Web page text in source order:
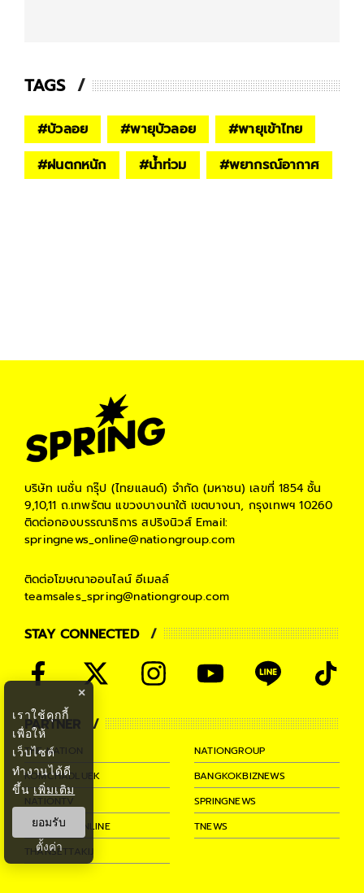
TAGS
#บัวลอย #พายุบัวลอย #พายุเข้าไทย
#ฝนตกหนัก #น้ำท่วม #พยากรณ์อากาศ
บริษัท เนชั่น กรุ๊ป (ไทยแลนด์) จำกัด (มหาชน) เลขที่ 1854 ชั้น
9,10,11 ถ.เทพรัตน แขวงบางนาใต้ เขตบางนา, กรุงเทพฯ 10260
ติดต่อกองบรรณาธิการ สปริงนิวส์Email:
springnews_online@nationgroup.com
ติดต่อโฆษณาออนไลน์ อีเมลล์
teamsales_spring@nationgroup.com
STAY CONNECTED
PARTNER
THE NATION
NATIONGROUP
KOMCHADLUEK
BANGKOKBIZNEWS
NATIONTV
SPRINGNEWS
THAINEWSONLINE
TNEWS
THANSETTAKIJ
×
เราใช้คุกกี้
เพื่อให้
เว็บไซต์
ทำงานได้ดี
ขึ้น เพิ่มเติม
ยอมรับ
ตั้งค่า